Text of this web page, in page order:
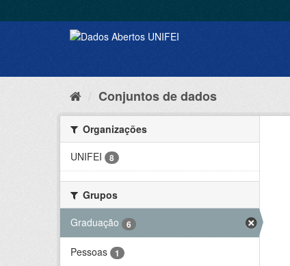
Conjuntos de dados
Organizações
UNIFEI
8
Grupos
Graduação
6
Pessoas 1